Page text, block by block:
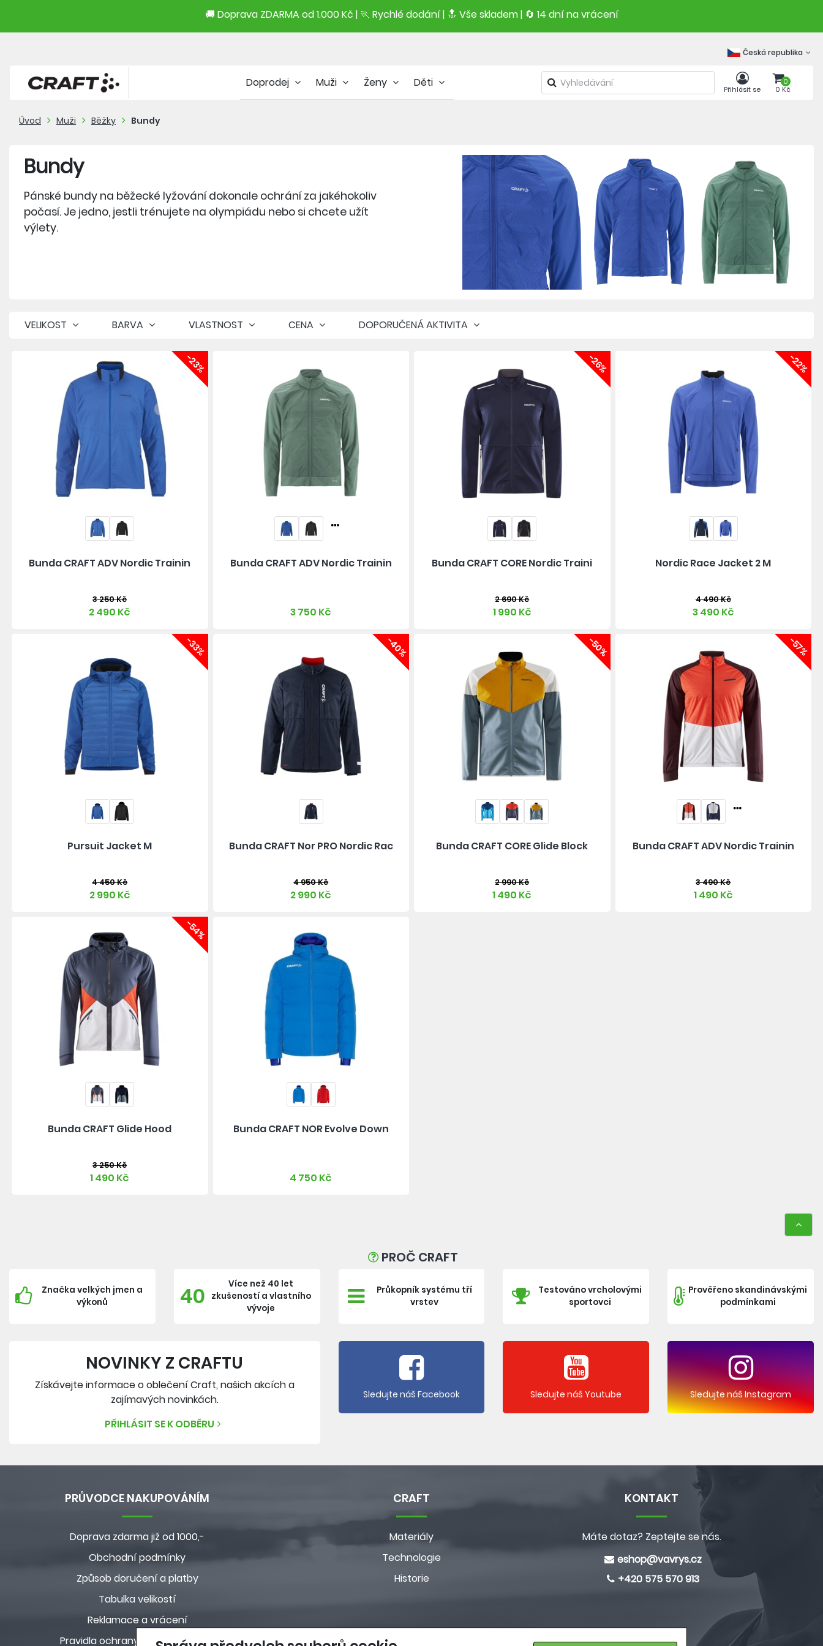
🚚 Doprava ZDARMA od 1.000 Kč | 🏃 Rychlé dodání | 🔝 Vše skladem | 🔄 14 dní na vrácení
Česká republika
Doprodej Muži Ženy Děti Přihlásit se
0
0 Kč
Úvod Muži Běžky Bundy
Bundy
Pánské bundy na běžecké lyžování dokonale ochrání za jakéhokoliv
počasí. Je jedno, jestli trénujete na olympiádu nebo si chcete užít
výlety.
VELIKOST BARVA VLASTNOST CENA DOPORUČENÁ AKTIVITA
-23%
Bunda CRAFT ADV Nordic Trainin
3 250 Kč
2 490 Kč
Bunda CRAFT ADV Nordic Trainin
3 750 Kč
-26%
Bunda CRAFT CORE Nordic Traini
2 690 Kč
1 990 Kč
-22%
Nordic Race Jacket 2 M
4 490 Kč
3 490 Kč
-33%
Pursuit Jacket M
4 450 Kč
2 990 Kč
-40%
Bunda CRAFT Nor PRO Nordic Rac
4 950 Kč
2 990 Kč
-50%
Bunda CRAFT CORE Glide Block
2 990 Kč
1 490 Kč
-57%
Bunda CRAFT ADV Nordic Trainin
3 490 Kč
1 490 Kč
-54%
Bunda CRAFT Glide Hood
3 250 Kč
1 490 Kč
Bunda CRAFT NOR Evolve Down
4 750 Kč
PROČ CRAFT
Značka velkých jmen a
výkonů
40
Více než 40 let
zkušeností a vlastního
vývoje
Průkopník systému tří
vrstev
Testováno vrcholovými
sportovci
Prověřeno skandinávskými
podmínkami
NOVINKY Z CRAFTU
Získávejte informace o oblečení Craft, našich akcích a
zajímavých novinkách.
PŘIHLÁSIT SE K ODBĚRU
Sledujte náš Facebook Sledujte náš Youtube Sledujte náš Instagram
PRŮVODCE NAKUPOVÁNÍM
Doprava zdarma již od 1000,-
Obchodní podmínky
Způsob doručení a platby
Tabulka velikostí
Reklamace a vrácení
Pravidla ochrany osobních údajů
CRAFT
Materiály
Technologie
Historie
KONTAKT
Máte dotaz? Zeptejte se nás.
eshop@vavrys.cz
+420 575 570 913